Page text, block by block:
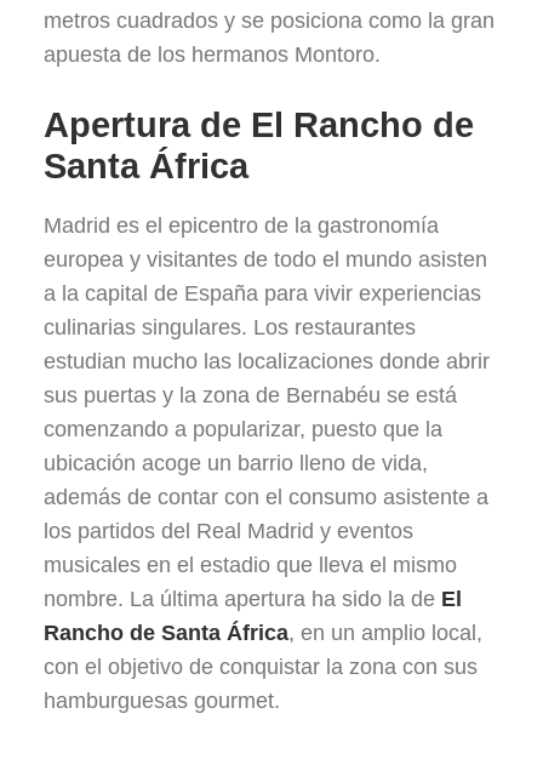
metros cuadrados y se posiciona como la gran
apuesta de los hermanos Montoro.
Apertura de El Rancho de
Santa África
Madrid es el epicentro de la gastronomía
europea y visitantes de todo el mundo asisten
a la capital de España para vivir experiencias
culinarias singulares. Los restaurantes
estudian mucho las localizaciones donde abrir
sus puertas y la zona de Bernabéu se está
comenzando a popularizar, puesto que la
ubicación acoge un barrio lleno de vida,
además de contar con el consumo asistente a
los partidos del Real Madrid y eventos
musicales en el estadio que lleva el mismo
nombre. La última apertura ha sido la de El
Rancho de Santa África, en un amplio local,
con el objetivo de conquistar la zona con sus
hamburguesas gourmet.